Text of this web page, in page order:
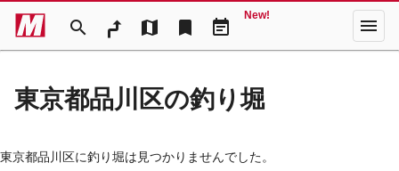
search map bookmark event_note
New! menu
東京都品川区の釣り堀
東京都品川区に釣り堀は見つかりませんでした。